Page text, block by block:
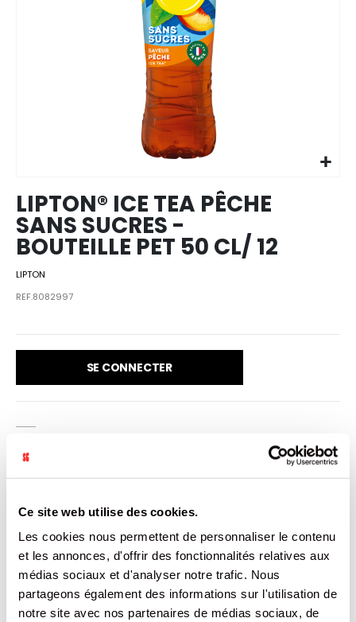
Ce site web utilise des cookies.
Les cookies nous permettent de personnaliser le contenu
et les annonces, d'offrir des fonctionnalités relatives aux
médias sociaux et d'analyser notre trafic. Nous
partageons également des informations sur l'utilisation de
notre site avec nos partenaires de médias sociaux, de
images
gallery
LIPTON® ICE TEA PÊCHE
SANS SUCRES -
BOUTEILLE PET 50 CL/ 12
LIPTON
REF.8082997
SE CONNECTER
INFORMATION
Le thé glacé gorgé de soleil saveur pêche, sans sucres
CARACTÉRISTIQUES